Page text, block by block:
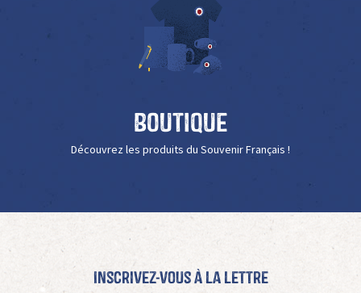
Boutique
Découvrez les produits du Souvenir Français !
Inscrivez-vous à La Lettre